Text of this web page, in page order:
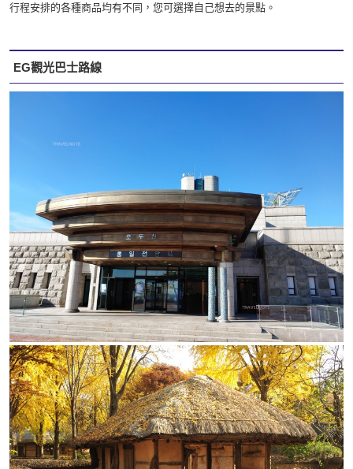
行程安排的各種商品均有不同，您可選擇自己想去的景點。
EG觀光巴士路線